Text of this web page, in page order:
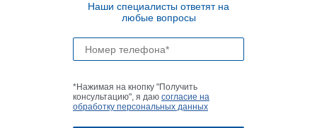
Наши специалисты ответят на
любые вопросы
*Нажимая на кнопку "Получить
консультацию", я даю согласие на
обработку персональных данных